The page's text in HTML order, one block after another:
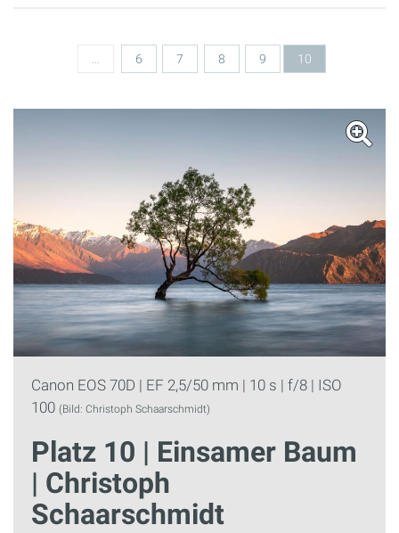
6 7 8 9 10
Canon EOS 70D | EF 2,5/50 mm | 10 s | f/8 | ISO
100 (Bild: Christoph Schaarschmidt)
Platz 10 | Einsamer Baum
| Christoph
Schaarschmidt